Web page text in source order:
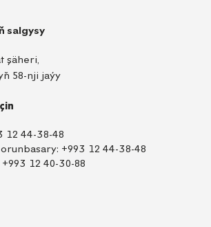
salgysy
şäheri,
58-nji jaýy
12 44-38-48
+993 12 44-38-48
+993 12 40-30-88